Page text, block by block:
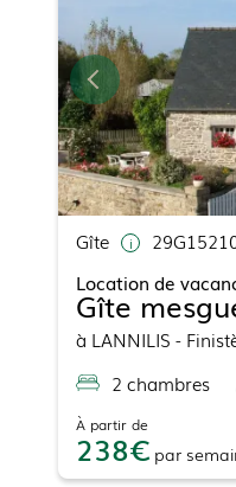
Gîte
Location de
Gîte
à LANNILIS -
2 chambres
À partir de
238 par